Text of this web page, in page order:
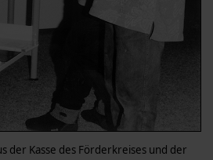
der Kasse des Förderkreises und der